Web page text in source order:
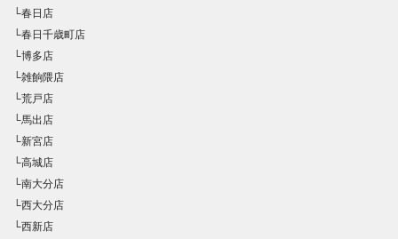
└春日店
└春日千歳町店
└博多店
└雑餉隈店
└荒戸店
└馬出店
└新宮店
└高城店
└南大分店
└西大分店
└西新店